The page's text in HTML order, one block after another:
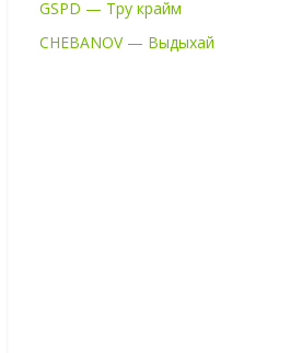
GSPD — Тру крайм
CHEBANOV — Выдыхай